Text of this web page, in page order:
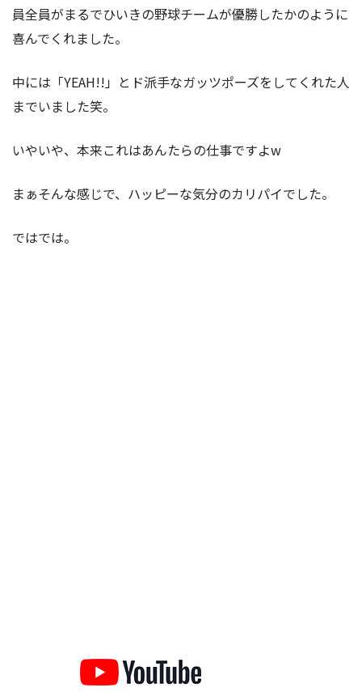
員全員がまるでひいきの野球チームが優勝したかのように
喜んでくれました。
中には「YEAH!!」とド派手なガッツポーズをしてくれた人
までいました笑。
いやいや、本来これはあんたらの仕事ですよw
まぁそんな感じで、ハッピーな気分のカリパイでした。
ではでは。